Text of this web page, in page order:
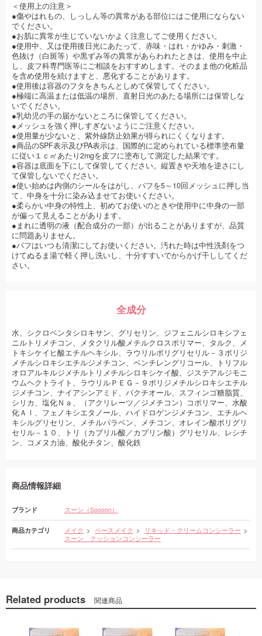
＜使用上の注意＞
●傷やはれもの、しっしん等の異常がある部位にはご使用にならない
でください。
●お肌に異常が生じていないかよく注意してご使用ください。
●使用中、又は使用後日光にあたって、赤味・はれ・かゆみ・刺激・
色抜け（白斑等）や黒ずみ等の異常があらわれたときは、使用を中止
し、皮フ科専門医等にご相談をおすすめします。そのまま他の化粧品
を含め使用を続けますと、悪化することがあります。
●使用後は容器のフタをきちんとしめて保管してください。
●極端に高温または低温の場所、直射日光のあたる場所には保管しな
いでください。
●乳幼児の手の届かないところに保管してください。
●メッシュを強く押しすぎないようにご注意ください。
●使用量が少ないと、紫外線防止効果が得られにくくなります。
●商品のSPF表示及びPA表示は、国際的に定められている標準塗布量
に従い１ｃ㎡あたり2mgを皮フに塗布して測定した結果です。
●容器は底面を下にして保管してください。縦置きや天地を逆さにし
て保管しないでください。
●使い始めは内側のシールをはがし、パフを5～10回メッシュに押し当
て、中身を十分に染み込ませてお使いください。
●柔らかい中身の特性上、初めてお使いのときや使用中に中身の一部
が偏って見えることがあります。
●まれに透明の液（配合成分の一部）が出ることがありますが、品質
に問題ありません。
●パフはいつも清潔にしてお使いください。汚れた時は中性洗剤をつ
けてぬるま湯で軽く押し洗いし、十分すすいでからかげ干ししてくだ
さい。
全成分
水、シクロペンタシロキサン、グリセリン、ジフェニルシロキシフェ
ニルトリメチコン、メタクリル酸メチルクロスポリマー、タルク、メ
トキシケイヒ酸エチルヘキシル、ラウリルポリグリセリル－３ポリジ
メチルシロキシエチルジメチコン、ペンチレングリコール、トリフル
オロアルキルジメチルトリメチルシロキシケイ酸、ジステアルジモニ
ウムヘクトライト、ラウリルＰＥＧ－９ポリジメチルシロキシエチル
ジメチコン、ナイアシンアミド、バクチオール、スフィンゴ糖脂質、
シリカ、塩化Ｎａ、（アクリレーツ／ジメチコン）コポリマー、水酸
化Ａｌ、フェノキシエタノール、ハイドロゲンジメチコン、エチルヘ
キシルグリセリン、メチルパラベン、メチコン、オレイン酸ポリグリ
セリル－１０、トリ（カプリル酸／カプリン酸）グリセリル、レシチ
ン、コメヌカ油、酸化チタン、酸化鉄
商品情報詳細
ブランド スーン（Soooon）
商品カテゴリ メイク ベースメイク
リキッド・クリームコンシーラー
スーン クッションコンシーラー
Related products 関連商品